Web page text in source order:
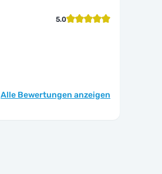
5.0
Alle Bewertungen anzeigen